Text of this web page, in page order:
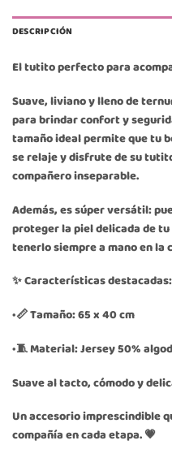
DESCRIPCIÓN
El tutito perfecto para
Suave, liviano y lleno de
para brindar confort y
tamaño ideal permite que tu
se relaje y disfrute de su
compañero inseparable.
Además, es súper versátil:
proteger la piel delicada de
tenerlo siempre a mano en la
✨ Características destacadas:
•📏 Tamaño: 65 x 40 cm
•🧵 Material: Jersey 50%
Suave al tacto, cómodo y
Un accesorio imprescindible
compañía en cada etapa. 💗